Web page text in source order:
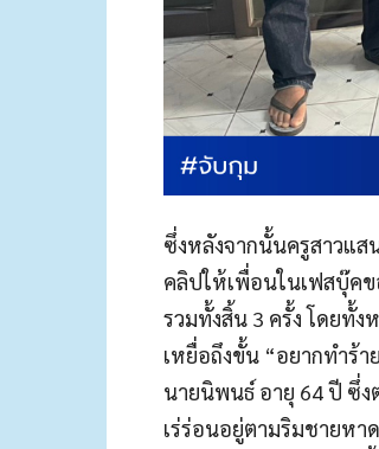
ซึ่งหลังจากนั้นครูสาวแส
คลิปให้เพื่อนในเฟสบุ๊คข
รวมทั้งสิ้น 3 ครั้ง โดยทั้ง
เหยื่อถึงขั้น “อยากทำร้
นายนิพนธ์ อายุ 64 ปี ซึ่ง
เร่ร่อนอยู่ตามริมชายหา